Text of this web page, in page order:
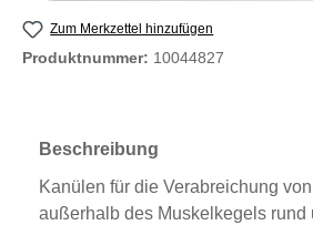
Zum Merkzettel hinzufügen
Produktnummer: 10044827
Beschreibung
Kanülen für die Verabreichung
außerhalb des Muskelkegels rund